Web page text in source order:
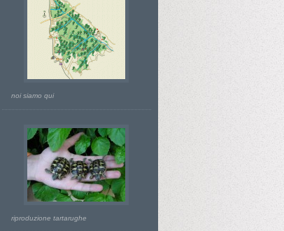
noi siamo qui
riproduzione tartarughe